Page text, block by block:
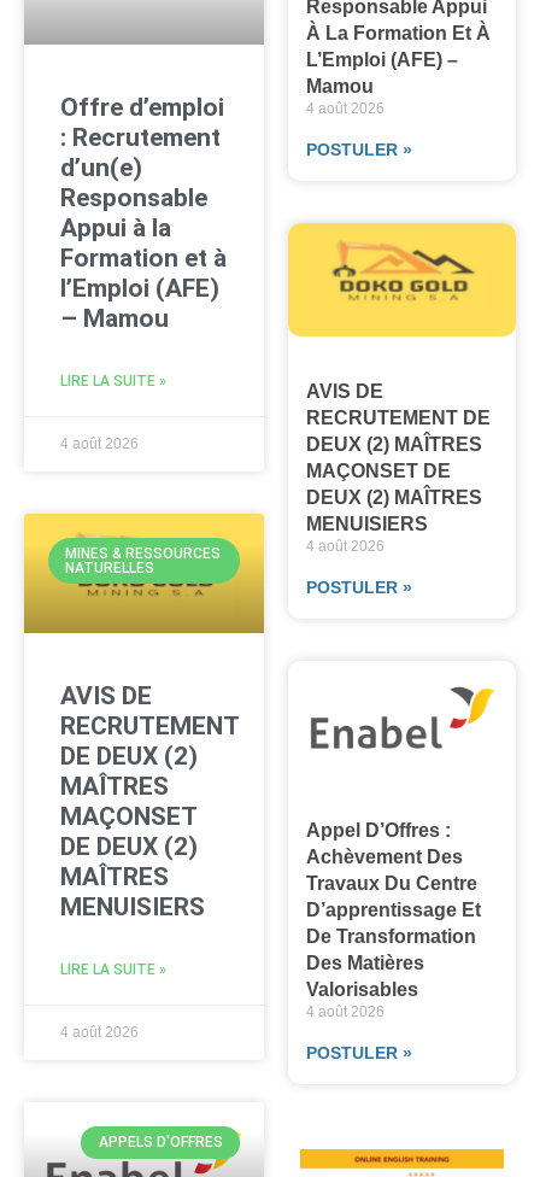
Offre d’emploi
: Recrutement
d’un(e)
Responsable
Appui à la
Formation et à
l’Emploi (AFE)
– Mamou
LIRE LA SUITE »
4 août 2026
MINES & RESSOURCES
NATURELLES
AVIS DE
RECRUTEMENT
DE DEUX (2)
MAÎTRES
MAÇONSET
DE DEUX (2)
MAÎTRES
MENUISIERS
LIRE LA SUITE »
4 août 2026
APPELS D'OFFRES
Responsable Appui
À La Formation Et À
L’Emploi (AFE) –
Mamou
4 août 2026
POSTULER »
AVIS DE
RECRUTEMENT DE
DEUX (2) MAÎTRES
MAÇONSET DE
DEUX (2) MAÎTRES
MENUISIERS
4 août 2026
POSTULER »
Appel D’Offres :
Achèvement Des
Travaux Du Centre
D’apprentissage Et
De Transformation
Des Matières
Valorisables
4 août 2026
POSTULER »